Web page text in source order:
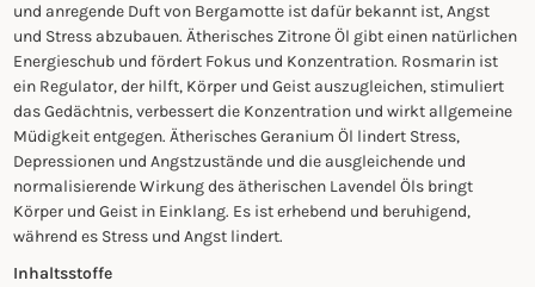
und anregende Duftvon Bergamotte ist dafür bekannt ist, Angst
und Stress abzubauen.Ätherisches Zitrone Öl gibt einen natürlichen
Energieschub und fördert Fokus und Konzentration. Rosmarin ist
ein Regulator, der hilft, Körper und Geist auszugleichen, stimuliert
das Gedächtnis, verbessert die Konzentration und wirkt allgemeine
Müdigkeit entgegen.Ätherisches Geranium Öl lindert Stress,
Depressionen und Angstzustände und die ausgleichende und
normalisierende Wirkung des ätherischen Lavendel Öls bringt
Körper und Geist in Einklang. Es ist erhebend und beruhigend,
während es Stress und Angst lindert.
Inhaltsstoffe